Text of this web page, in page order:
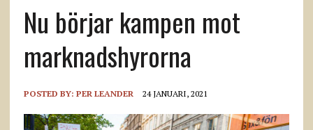
Nu börjar kampen mot
marknadshyrorna
POSTED BY: PER LEANDER 24 JANUARI, 2021